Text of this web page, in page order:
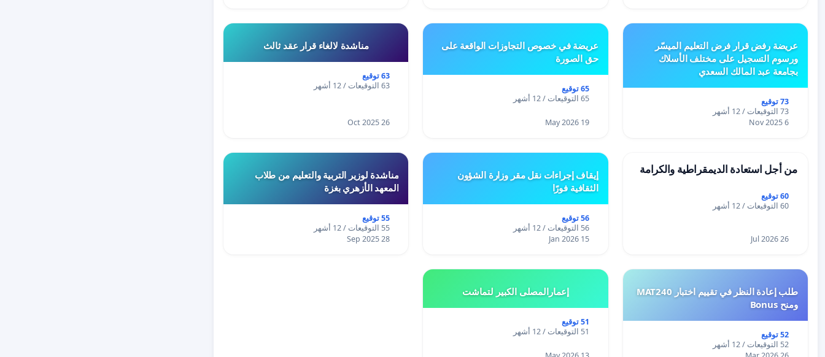
عريضة رفض قرار فرض التعليم الميسّر
ورسوم التسجيل على مختلف الأسلاك
بجامعة عبد المالك السعدي
73 توقيع
73 التوقيعات / 12 أشهر
6 Nov 2025
عريضة في خصوص التجاوزات الواقعة على
حق الصورة
65 توقيع
65 التوقيعات / 12 أشهر
19 May 2026
مناشدة لالغاء قرار عقد ثالث
63 توقيع
63 التوقيعات / 12 أشهر
26 Oct 2025
من أجل استعادة الديمقراطية والكرامة
60 توقيع
60 التوقيعات / 12 أشهر
26 Jul 2026
إيقاف إجراءات نقل مقر وزارة الشؤون
الثقافية فورًا
56 توقيع
56 التوقيعات / 12 أشهر
15 Jan 2026
مناشدة لوزير التربية والتعليم من طلاب
المعهد الأزهري بغزة
55 توقيع
55 التوقيعات / 12 أشهر
28 Sep 2025
طلب إعادة النظر في تقييم اختبار MAT240
ومنح Bonus
52 توقيع
52 التوقيعات / 12 أشهر
إعمارالمصلى الكبير لتماشت
51 توقيع
51 التوقيعات / 12 أشهر